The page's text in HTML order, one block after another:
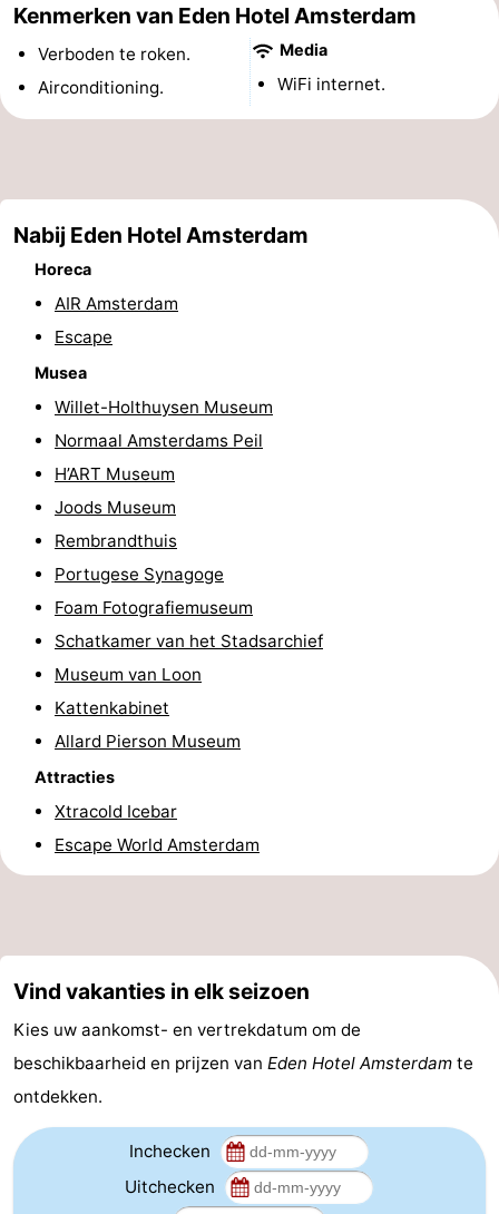
Monumenten
-
-
Experiences
Dorpen
Steden
Sporten
Fietsen
Amusement
Nachtleven
Winkelen
Markten
Grachtengordel
Coffeeshops
Homohoofdstad
Rosse
Kenmerken van Eden Hotel Amsterdam
Verboden te roken.
Airconditioning.
Media
WiFi internet.
Nabij Eden Hotel Amsterdam
Horeca
AIR Amsterdam
Escape
Musea
Willet-Holthuysen Museum
Normaal Amsterdams Peil
H’ART Museum
Joods Museum
Rembrandthuis
Portugese Synagoge
Foam Fotografiemuseum
Schatkamer van het Stadsarchief
Museum van Loon
Kattenkabinet
Allard Pierson Museum
Attracties
Xtracold Icebar
Escape World Amsterdam
Vind vakanties in elk seizoen
Kies uw aankomst- en vertrekdatum om de
beschikbaarheid en prijzen van Eden Hotel Amsterdam te
ontdekken.
Inchecken
Uitchecken